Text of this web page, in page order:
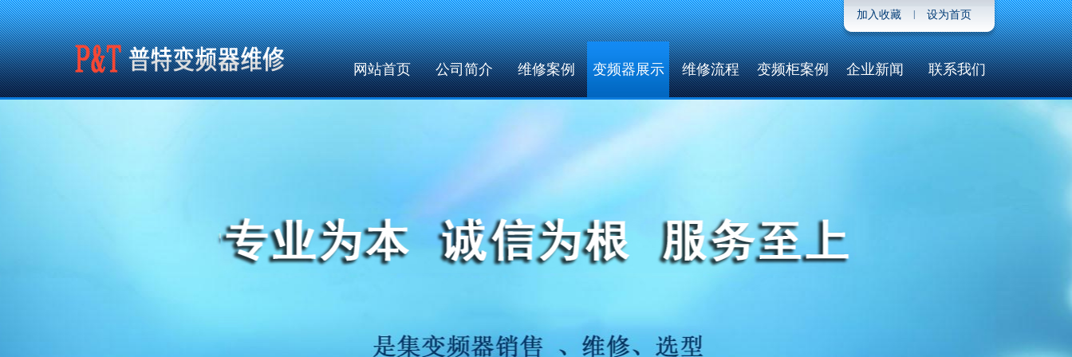
加入收藏 设为首页
网站首页 公司简介 维修案例 变频器展示 维修流程 变频柜案例 企业新闻 联系我们